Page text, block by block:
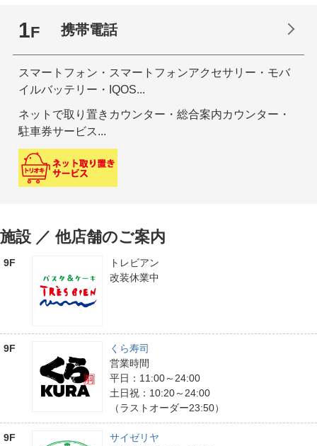
1F 携帯電話
スマートフォン・スマートフォンアクセサリー・モバ
イルバッテリー・IQOS...
ネットで取り置きカウンター・総合案内カウンター・
駐車券サービス...
施設 ／ 他店舗のご案内
9F
トレビアン
改装休業中
9F
くら寿司
営業時間
平日：11:00～24:00
土日祝：10:20～24:00
（ラストオーダー23:50）
9F
サイゼリヤ